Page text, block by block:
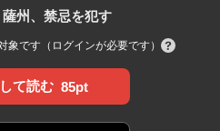
州、禁忌を犯す
象です（ログインが必要です）
て読む 85pt